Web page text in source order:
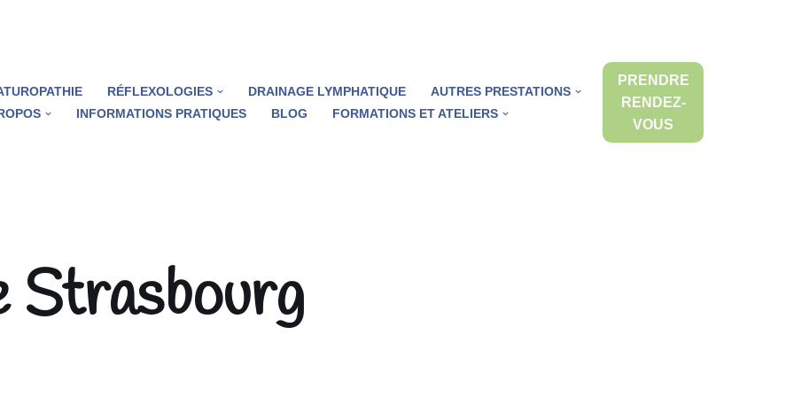
RÉFLEXOLOGIES DRAINAGE LYMPHATIQUE
AUTRES PRESTATIONS
INFORMATIONS PRATIQUES BLOG FORMATIONS ET ATELIERS
PRENDRE
RENDEZ-
VOUS
Strasbourg